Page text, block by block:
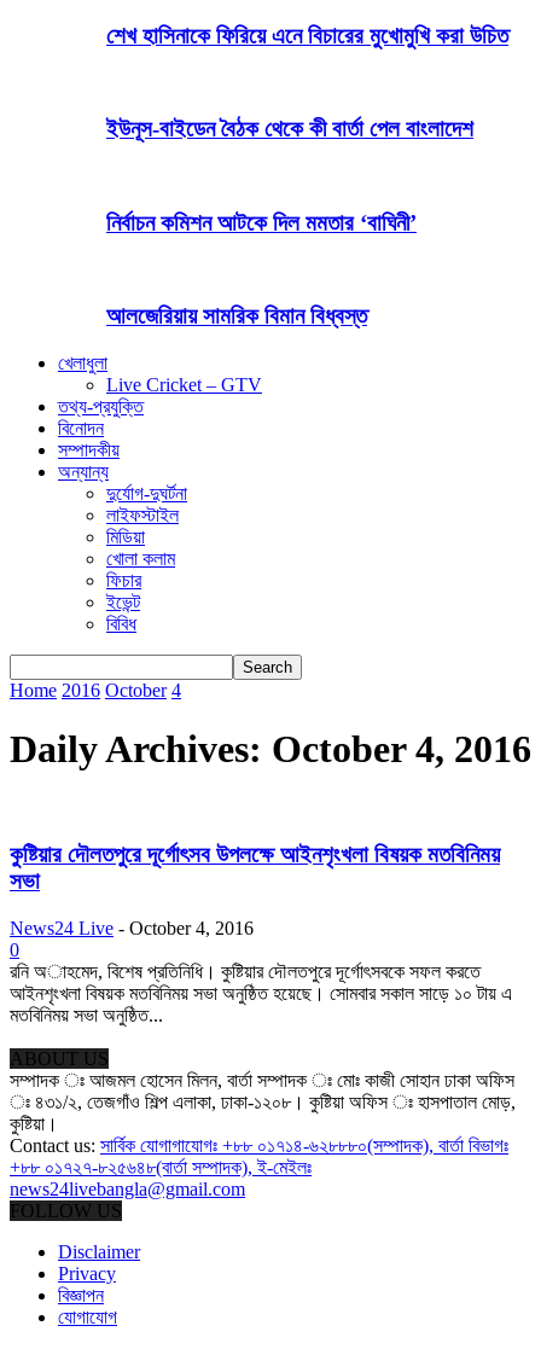
শেখ হাসিনাকে ফিরিয়ে এনে বিচারের মুখোমুখি করা উচিত
ইউনূস-বাইডেন বৈঠক থেকে কী বার্তা পেল বাংলাদেশ
নির্বাচন কমিশন আটকে দিল মমতার ‘বাঘিনী’
আলজেরিয়ায় সামরিক বিমান বিধ্বস্ত
খেলাধুলা
Live Cricket – GTV
তথ্য-প্রযুক্তি
বিনোদন
সম্পাদকীয়
অন্যান্য
দুর্যোগ-দুঘর্টনা
লাইফস্টাইল
মিডিয়া
খোলা কলাম
ফিচার
ইভেন্ট
বিবিধ
Home 2016 October 4
Daily Archives: October 4, 2016
কুষ্টিয়ার দৌলতপুরে দূর্গোৎসব উপলক্ষে আইনশৃংখলা বিষয়ক মতবিনিময়
সভা
News24 Live - October 4, 2016
0
রনি অাহমেদ, বিশেষ প্রতিনিধি। কুষ্টিয়ার দৌলতপুরে দূর্গোৎসবকে সফল করতে
আইনশৃংখলা বিষয়ক মতবিনিময় সভা অনুষ্ঠিত হয়েছে। সোমবার সকাল সাড়ে ১০ টায় এ
মতবিনিময় সভা অনুষ্ঠিত...
ABOUT US
সম্পাদক ঃ আজমল হোসেন মিলন, বার্তা সম্পাদক ঃ মোঃ কাজী সোহান ঢাকা অফিস
ঃ ৪৩১/২, তেজগাঁও শিল্প এলাকা, ঢাকা-১২০৮। কুষ্টিয়া অফিস ঃ হাসপাতাল মোড়,
কুষ্টিয়া।
Contact us: সার্বিক যোগাগাযোগঃ +৮৮ ০১৭১৪-৬২৮৮৮০(সম্পাদক), বার্তা বিভাগঃ
+৮৮ ০১৭২৭-৮২৫৬৪৮(বার্তা সম্পাদক), ই-মেইলঃ
news24livebangla@gmail.com
FOLLOW US
Disclaimer
Privacy
বিজ্ঞাপন
যোগাযোগ